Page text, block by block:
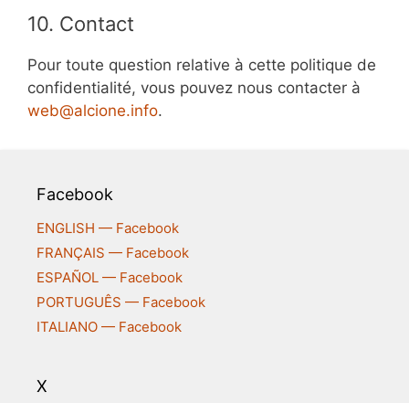
10. Contact
Pour toute question relative à cette politique de
confidentialité, vous pouvez nous contacter à
web@alcione.info.
Facebook
ENGLISH — Facebook
FRANÇAIS — Facebook
ESPAÑOL — Facebook
PORTUGUÊS — Facebook
ITALIANO — Facebook
X